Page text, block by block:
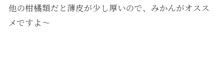
他の柑橘類だと薄皮が少し厚いので、みかんがオスス
メですよ～